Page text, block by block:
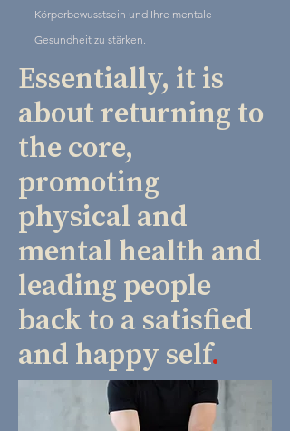
Körperbewusstsein und Ihre mentale
Gesundheit zu stärken.
Essentially, it is
about returning to
the core,
promoting
physical and
mental health and
leading people
back to a satisfied
and happy self.